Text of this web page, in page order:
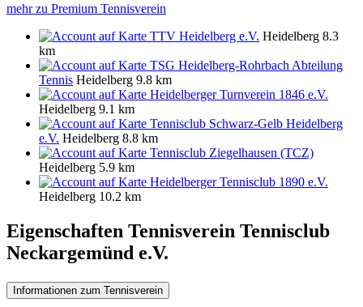
mehr zu Premium Tennisverein
TTV Heidelberg e.V. Heidelberg 8.3
km
TSG Heidelberg-Rohrbach Abteilung
Tennis Heidelberg 9.8 km
Heidelberger Turnverein 1846 e.V.
Heidelberg 9.1 km
Tennisclub Schwarz-Gelb Heidelberg
e.V. Heidelberg 8.8 km
Tennisclub Ziegelhausen (TCZ)
Heidelberg 5.9 km
Heidelberger Tennisclub 1890 e.V.
Heidelberg 10.2 km
Eigenschaften Tennisverein Tennisclub
Neckargemünd e.V.
Informationen zum Tennisverein